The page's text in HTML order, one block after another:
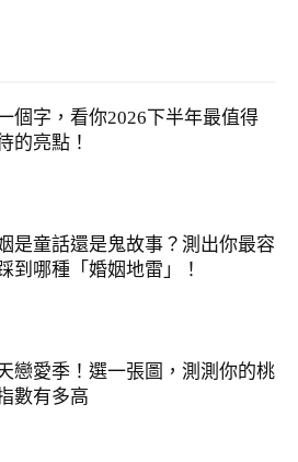
個字，看你2026下半年最值得
的亮點！
是童話還是鬼故事？測出你最容
到哪種「婚姻地雷」！
戀愛季！選一張圖，測測你的桃
數有多高